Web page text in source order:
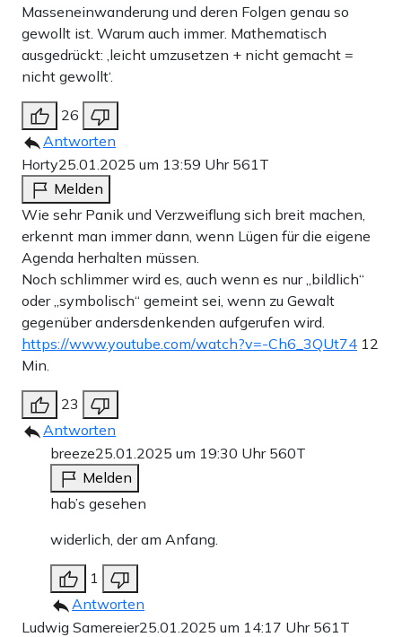
Masseneinwanderung und deren Folgen genau so
gewollt ist. Warum auch immer. Mathematisch
ausgedrückt: ‚leicht umzusetzen + nicht gemacht =
nicht gewollt‘.
26
Antworten
Horty25.01.2025 um 13:59 Uhr 561T
Melden
Wie sehr Panik und Verzweiflung sich breit machen,
erkennt man immer dann, wenn Lügen für die eigene
Agenda herhalten müssen.
Noch schlimmer wird es, auch wenn es nur „bildlich“
oder „symbolisch“ gemeint sei, wenn zu Gewalt
gegenüber andersdenkenden aufgerufen wird.
https://www.youtube.com/watch?v=-Ch6_3QUt74 12
Min.
23
Antworten
breeze25.01.2025 um 19:30 Uhr 560T
Melden
hab’s gesehen
widerlich, der am Anfang.
1
Antworten
Ludwig Samereier25.01.2025 um 14:17 Uhr 561T